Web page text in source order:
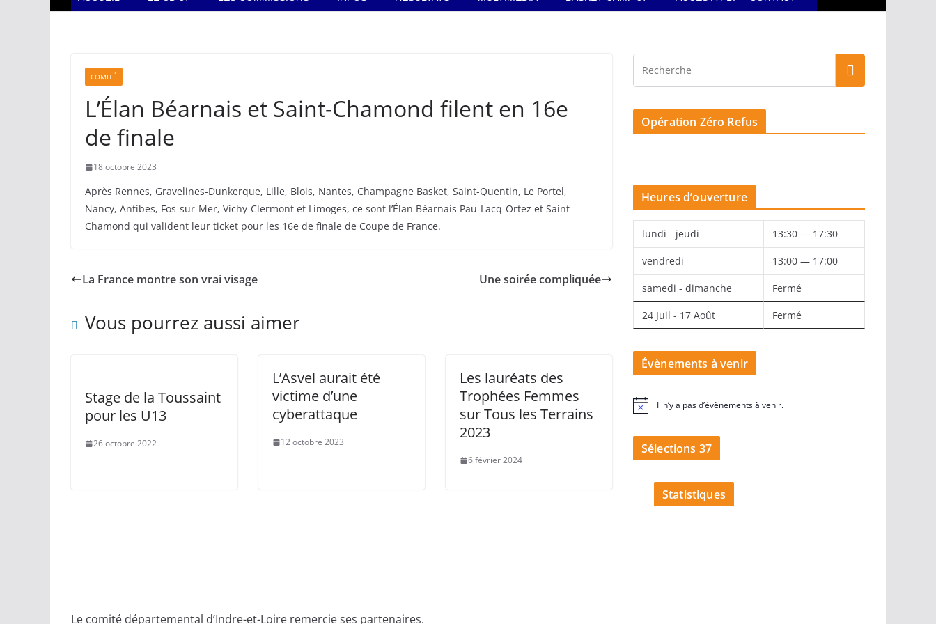
COMITÉ
L’Élan Béarnais et Saint-Chamond filent en 16e
de finale
18 octobre 2023
Après Rennes, Gravelines-Dunkerque, Lille, Blois, Nantes, Champagne Basket, Saint-Quentin, Le Portel,
Nancy, Antibes, Fos-sur-Mer, Vichy-Clermont et Limoges, ce sont l’Élan Béarnais Pau-Lacq-Ortez et Saint-
Chamond qui valident leur ticket pour les 16e de finale de Coupe de France.
La France montre son vrai visage Une soirée compliquée
Vous pourrez aussi aimer
Stage de la Toussaint
pour les U13
26 octobre 2022
L’Asvel aurait été
victime d’une
cyberattaque
12 octobre 2023
Les lauréats des
Trophées Femmes
sur Tous les Terrains
2023
6 février 2024
Opération Zéro Refus
Heures d’ouverture
lundi - jeudi 13:30 — 17:30
vendredi 13:00 — 17:00
samedi - dimanche Fermé
24 Juil - 17 Août Fermé
Évènements à venir
N
Il n’y a pas d’évènements à venir.
Sélections 37
Statistiques
Le comité départemental d’Indre-et-Loire remercie ses partenaires.